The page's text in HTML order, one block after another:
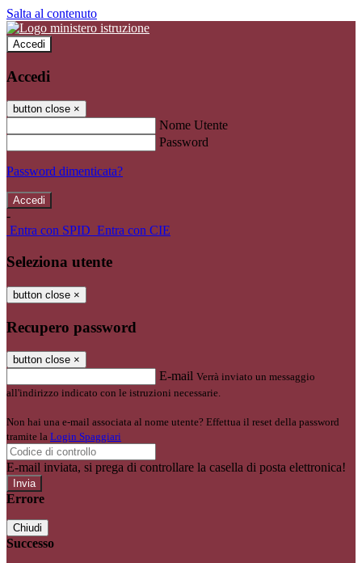
Salta al contenuto
Accedi
Accedi
button close ×
Nome Utente
Password
Password dimenticata?
-
Entra con SPID Entra con CIE
Seleziona utente
button close ×
Recupero password
button close ×
E-mail Verrà inviato un messaggio
all'indirizzo indicato con le istruzioni necessarie.
Non hai una e-mail associata al nome utente? Effettua il reset della password
tramite la Login Spaggiari
E-mail inviata, si prega di controllare la casella di posta elettronica!
Errore
Chiudi
Successo